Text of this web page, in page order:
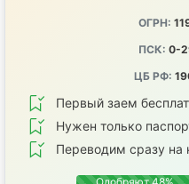
ОГРН:
ПСК: 0-
ЦБ РФ:
Первый заем
Нужен только
Переводим сразу на